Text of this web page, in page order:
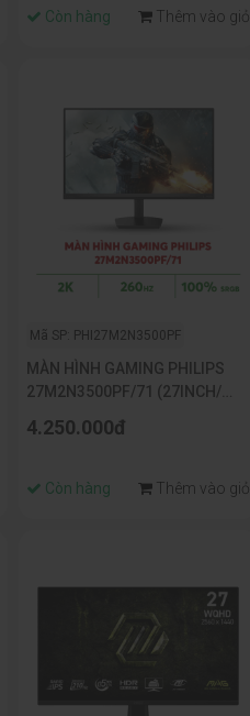
Còn hàng Thêm vào giỏ
Mã SP: PHI27M2N3500PF
MÀN HÌNH GAMING PHILIPS
27M2N3500PF/71 (27INCH/
4.250.000đ
Còn hàng Thêm vào giỏ